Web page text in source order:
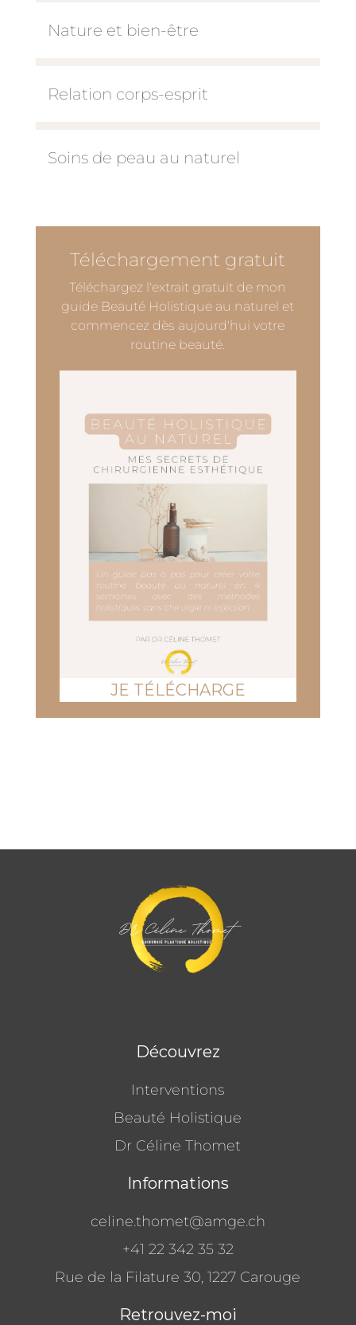
Nature et bien-être
Relation corps-esprit
Soins de peau au naturel
Téléchargement gratuit
Téléchargez l'extrait gratuit de mon
guide Beauté Holistique au naturel et
commencez dès aujourd'hui votre
routine beauté.
JE TÉLÉCHARGE
Découvrez
Interventions
Beauté Holistique
Dr Céline Thomet
Informations
celine.thomet@amge.ch
+41 22 342 35 32
Rue de la Filature 30,1227 Carouge
Retrouvez-moi